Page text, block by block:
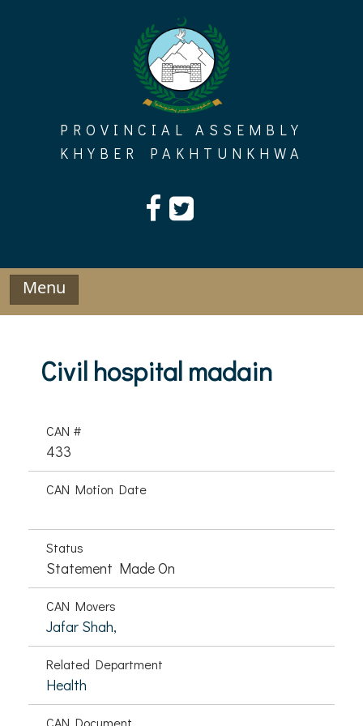
PROVINCIAL ASSEMBLY
KHYBER PAKHTUNKHWA
Menu
Civil hospital madain
CAN #
433
CAN Motion Date
Status
Statement Made On
CAN Movers
Jafar Shah,
Related Department
Health
CAN Document